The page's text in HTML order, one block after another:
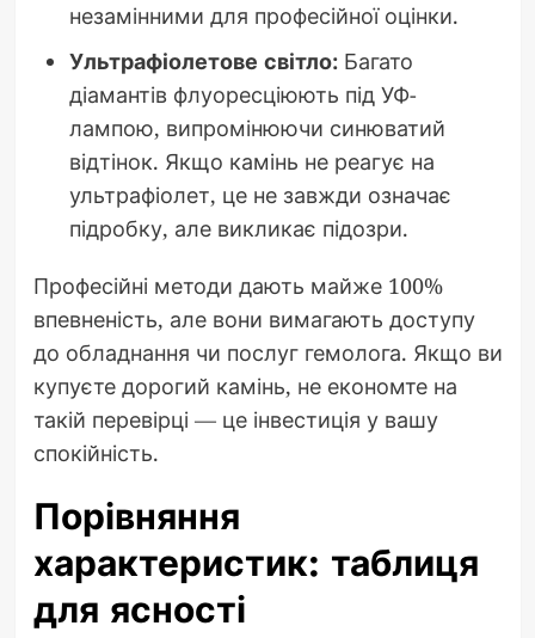
незамінними для професійної оцінки.
Ультрафіолетове світло:Багато
діамантів флуоресціюють під УФ-
лампою, випромінюючи синюватий
відтінок. Якщо камінь не реагує на
ультрафіолет, це не завжди означає
підробку, але викликає підозри.
Професійні методи дають майже 100%
впевненість, але вони вимагають доступу
до обладнання чи послуг гемолога. Якщо ви
купуєте дорогий камінь, не економте на
такій перевірці — це інвестиція у вашу
спокійність.
Порівняння
характеристик: таблиця
для ясності